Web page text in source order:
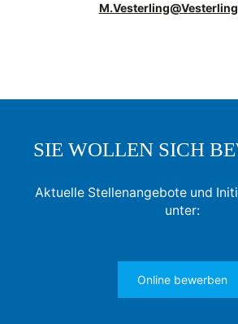
SIE WOLLEN SICH
Aktuelle Stellenangebote und
unter:
Online bewerben